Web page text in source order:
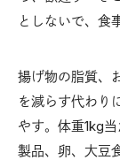
としないで、食
揚げ物の脂質、
を減らす代わり
やす。体重1kg
製品、卵、大豆